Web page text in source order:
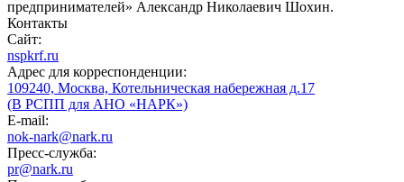
предпринимателей» Александр Николаевич Шохин.
Контакты
Сайт:
nspkrf.ru
Адрес для корреспонденции:
109240, Москва, Котельническая набережная д.17
(В РСПП для АНО «НАРК»)
E-mail:
nok-nark@nark.ru
Пресс-служба:
pr@nark.ru